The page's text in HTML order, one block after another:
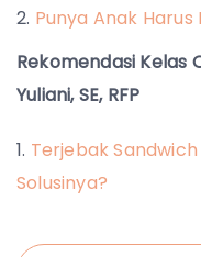
Punya Anak
Rekomendasi Kelas
Yuliani, SE, RFP
Terjebak
Solusinya?